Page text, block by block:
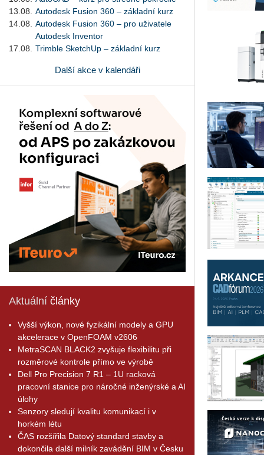
13.08.
Autodesk Fusion 360 – základní kurz
14.08.
Autodesk Fusion 360 – pro uživatele
Autodesk Inventor
17.08.
Trimble SketchUp – základní kurz
Další akce v kalendáři
Aktuální články
Vyšší výkon, nové fyzikální modely a GPU
akcelerace v OpenFOAM v2606
MetraSCAN BLACK2 zvyšuje flexibilitu při
rozměrové kontrole přímo ve výrobě
Dell Pro Precision 7 R1 – 1U racková
pracovní stanice pro náročné inženýrské a AI
úlohy
Senzory sledují kvalitu komunikací i v
horkém létu
ČAS rozšířila Datový standard stavby a
dokončila další milník zavádění BIM v Česku